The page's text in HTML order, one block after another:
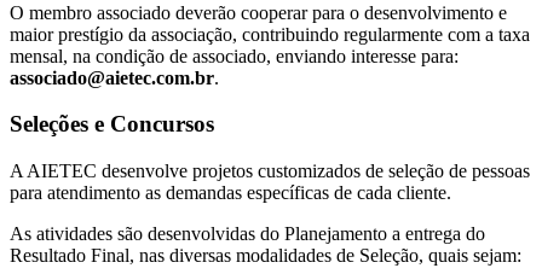
O membro associado deverão cooperar para o desenvolvimento e
maior prestí­gio da associação, contribuindo regularmente com a taxa
mensal, na condição de associado, enviando interesse para:
associado@aietec.com.br.
Seleções e Concursos
A AIETEC desenvolve projetos customizados de seleção de pessoas
para atendimento as demandas específicas de cada cliente.
As atividades são desenvolvidas do Planejamento a entrega do
Resultado Final, nas diversas modalidades de Seleção, quais sejam: